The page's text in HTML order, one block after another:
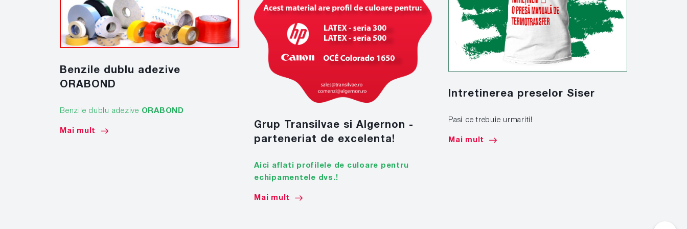
Benzile dublu adezive
ORABOND
Benzile dublu adezive ORABOND
Mai mult
Grup Transilvae si Algernon -
parteneriat de excelenta!
Aici aflati profilele de culoare pentru
echipamentele dvs.!
Mai mult
Intretinerea preselor Siser
Pasi ce trebuie urmariti!
Mai mult